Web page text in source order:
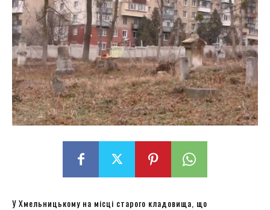
У Хмельницькому на місці старого кладовища, що